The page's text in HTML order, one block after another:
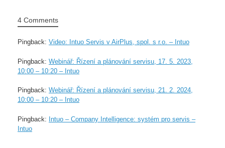
4 Comments
Pingback: Video: Intuo Servis v AirPlus, spol. s r.o. – Intuo
Pingback: Webinář: Řízení a plánování servisu, 17. 5. 2023,
10:00 – 10:20 – Intuo
Pingback: Webinář: Řízení a plánování servisu, 21. 2. 2024,
10:00 – 10:20 – Intuo
Pingback: Intuo – Company Intelligence: systém pro servis –
Intuo